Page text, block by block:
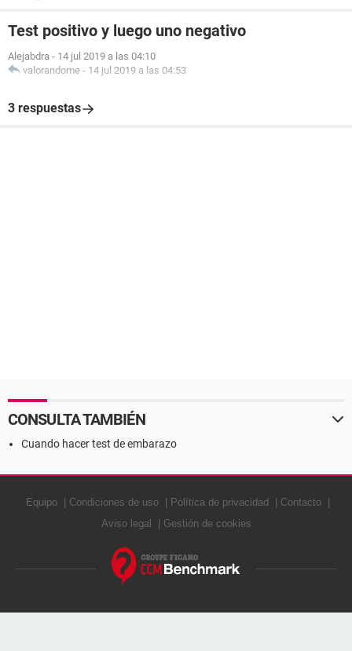
Test positivo y luego uno negativo
Alejabdra - 14 jul 2019 a las 04:10
valorandome - 14 jul 2019 a las 04:53
3 respuestas
CONSULTA TAMBIÉN
Cuando hacer test de embarazo
Equipo Condiciones de uso Política de privacidad
Contacto
Aviso legal
Gestión de cookies